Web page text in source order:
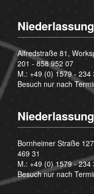
Alfredstraße 81,
201 - 858 952 07
M.: +49 (0) 1579 - 234
Besuch nur nach
Bornheimer Straße
469 31
M.: +49 (0) 1579 - 234
Besuch nur nach